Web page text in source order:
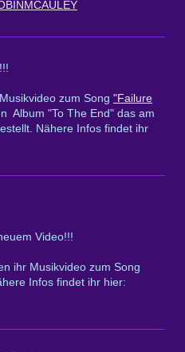
zum Song "Failure
Album "To The End" das am
Nähere Infos findet ihr
Video!!!
ihr Musikvideo zum Song
Infos findet ihr hier: